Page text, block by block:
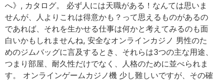
へ》, カタログ。 必ず人には天職がある！なんては思いま
せんが、人よりこれは得意かも？って思えるものがあるの
であれば、それを生かせる仕事は何かと考えてみるのも面
白いかもしれませんね, 安全なオンラインカジノ 男性のた
めのジムバッグに言及するとき、それらは3つの主な用途、
つまり部屋、耐久性だけでなく、人格のために並べられま
す。 オンラインゲームカジノ機 少し難しいですが、その確